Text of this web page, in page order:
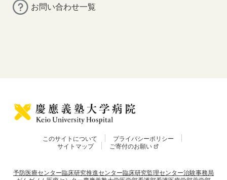
お問い合わせ一覧
このサイトについて
プライバシーポリシー
サイトマップ
ご寄付のお願い
予防医療センター臨床研究推進センター臨床研究監理センター治験事務局